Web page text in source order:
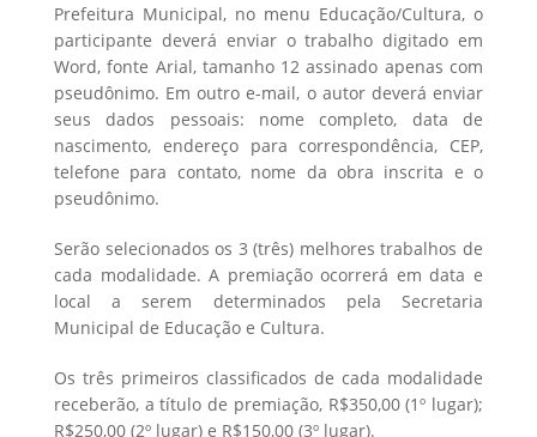
Prefeitura Municipal, no menu Educação/Cultura, o
participante deverá enviar o trabalho digitado em
Word, fonte Arial, tamanho 12 assinado apenas com
pseudônimo. Em outro e-mail, o autor deverá enviar
seus dados pessoais: nome completo, data de
nascimento, endereço para correspondência, CEP,
telefone para contato, nome da obra inscrita e o
pseudônimo.
Serão selecionados os 3 (três) melhores trabalhos de
cada modalidade. A premiação ocorrerá em data e
local a serem determinados pela Secretaria
Municipal de Educação e Cultura.
Os três primeiros classificados de cada modalidade
receberão, a título de premiação, R$350,00 (1º lugar);
R$250,00 (2º lugar) e R$150,00 (3º lugar).